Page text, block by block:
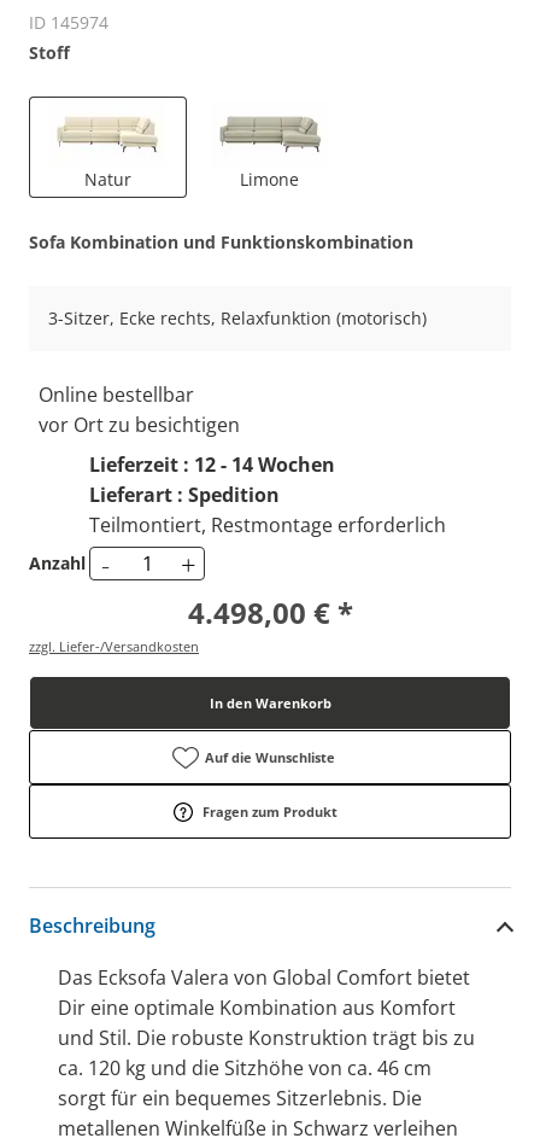
ID 145974
Stoff
Natur Limone
Sofa Kombination und Funktionskombination
3-Sitzer, Ecke rechts, Relaxfunktion (motorisch)
Online bestellbar
vor Ort zu besichtigen
Lieferzeit : 12 - 14 Wochen
Lieferart : Spedition
Teilmontiert, Restmontage erforderlich
Anzahl - +
4.498,00 € *
zzgl. Liefer-/Versandkosten
In den Warenkorb
Auf die Wunschliste
Fragen zum Produkt
Beschreibung
Das Ecksofa Valera von Global Comfort bietet
Dir eine optimale Kombination aus Komfort
und Stil. Die robuste Konstruktion trägt bis zu
ca. 120 kg und die Sitzhöhe von ca. 46 cm
sorgt für ein bequemes Sitzerlebnis. Die
metallenen Winkelfüße in Schwarz verleihen